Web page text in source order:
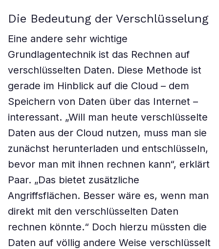
Die Bedeutung der Verschlüsselung
Eine andere sehr wichtige
Grundlagentechnik ist das Rechnen auf
verschlüsselten Daten. Diese Methode ist
gerade im Hinblick auf die Cloud – dem
Speichern von Daten über das Internet –
interessant. „Will man heute verschlüsselte
Daten aus der Cloud nutzen, muss man sie
zunächst herunterladen und entschlüsseln,
bevor man mit ihnen rechnen kann“, erklärt
Paar. „Das bietet zusätzliche
Angriffsflächen. Besser wäre es, wenn man
direkt mit den verschlüsselten Daten
rechnen könnte.“ Doch hierzu müssten die
Daten auf völlig andere Weise verschlüsselt